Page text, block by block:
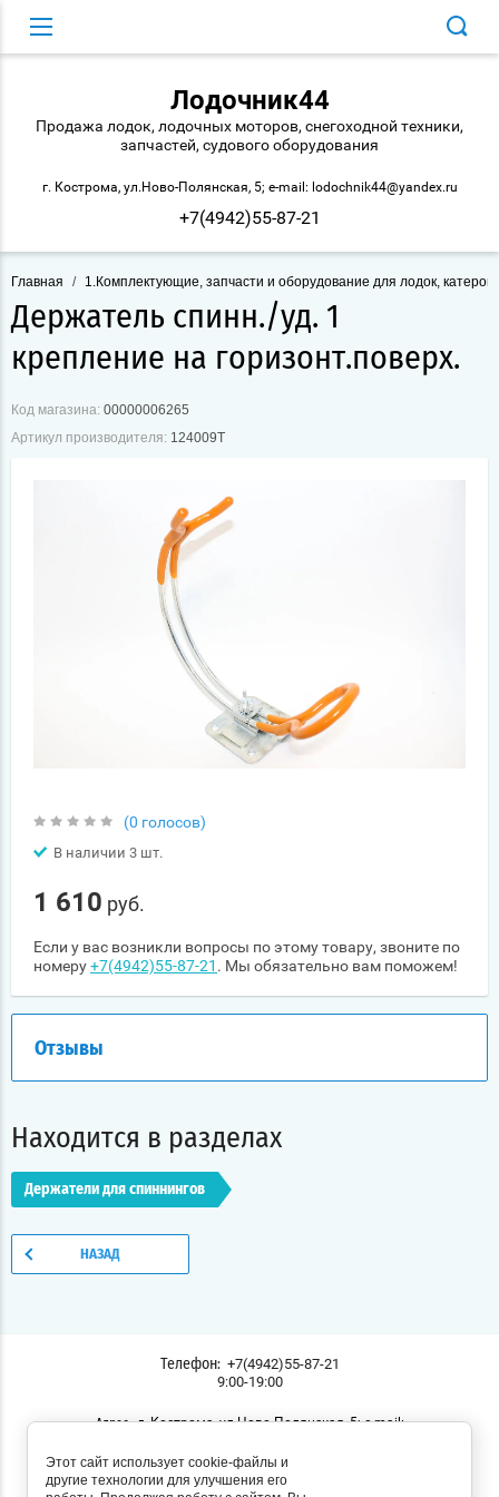
Лодочник44
Продажа лодок, лодочных моторов, снегоходной техники,
запчастей, судового оборудования
г. Кострома, ул.Ново-Полянская, 5; e-mail: lodochnik44@yandex.ru
+7(4942)55-87-21
Главная / 1.Комплектующие, запчасти и оборудование для лодок, катеров
Держатель спинн./уд. 1
крепление на горизонт.поверх.
Код магазина: 00000006265
Артикул производителя: 124009Т
(0 голосов)
В наличии 3 шт.
1 610 руб.
Если у вас возникли вопросы по этому товару, звоните по
номеру+7(4942)55-87-21 . Мы обязательно вам поможем!
Отзывы
Находится в разделах
Держатели для спиннингов
НАЗАД
Телефон: +7(4942)55-87-21
9:00-19:00
Адрес: г. Кострома, ул.Ново-Полянская, 5; e-mail:
Мы в соц. сетях:
Этот сайт использует cookie-файлы и
другие технологии для улучшения его